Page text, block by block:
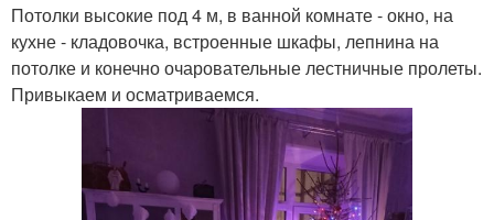
Потолки высокие под 4 м, в ванной комнате - окно, на
кухне - кладовочка, встроенные шкафы, лепнина на
потолке и конечно очаровательные лестничные пролеты.
Привыкаем и осматриваемся.